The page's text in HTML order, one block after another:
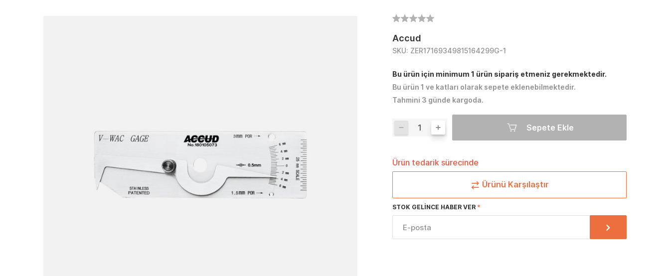
Accud
SKU: ZER17169349815164299G-1
Bu ürün için minimum 1 ürün sipariş etmeniz gerekmektedir.
Bu ürün 1 ve katları olarak sepete eklenebilmektedir.
Tahmini 3 günde kargoda.
Sepete Ekle
Ürün tedarik sürecinde
Ürünü Karşılaştır
STOK GELINCE HABER VER